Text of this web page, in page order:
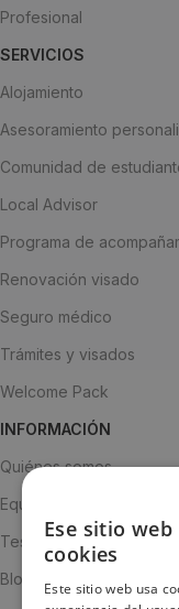
Profesional
SERVICIOS
Alojamiento
Asesoramiento
Comunidad de
Local Advisor
Programa de
Renovación visado
Seguro médico
Trámites y visados
Welcome Pack
INFORMACIÓN
Quiénes somos
Equipo
Testimonios
Blog
Ese sitio
cookies
Este sitio web usa